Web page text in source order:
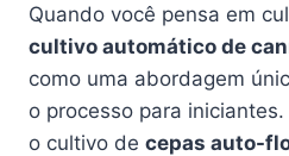
Quando você pensa em
cultivo automático de
como uma abordagem
o processo para
o cultivo de cepas auto-